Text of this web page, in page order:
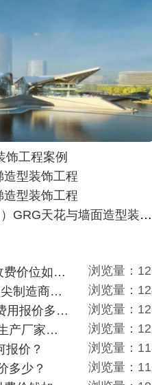
饰工程案例
型装饰工程
型装饰工程
罗浮宫家居艺术中心（广州）GRG天花与墙面造型装饰工程
淄博专业GRG设计材料厂收费价位如何？
浏览量：
珠海1443米²grg造型设计顶尖制造商付费付费多少？
浏览量：
重庆3217平方米GRG设计费用报价多少？
浏览量：
滨州1217平方grg设计顶尖生产厂家价目如何？
浏览量：
报价？
浏览量：
多少？
浏览量：